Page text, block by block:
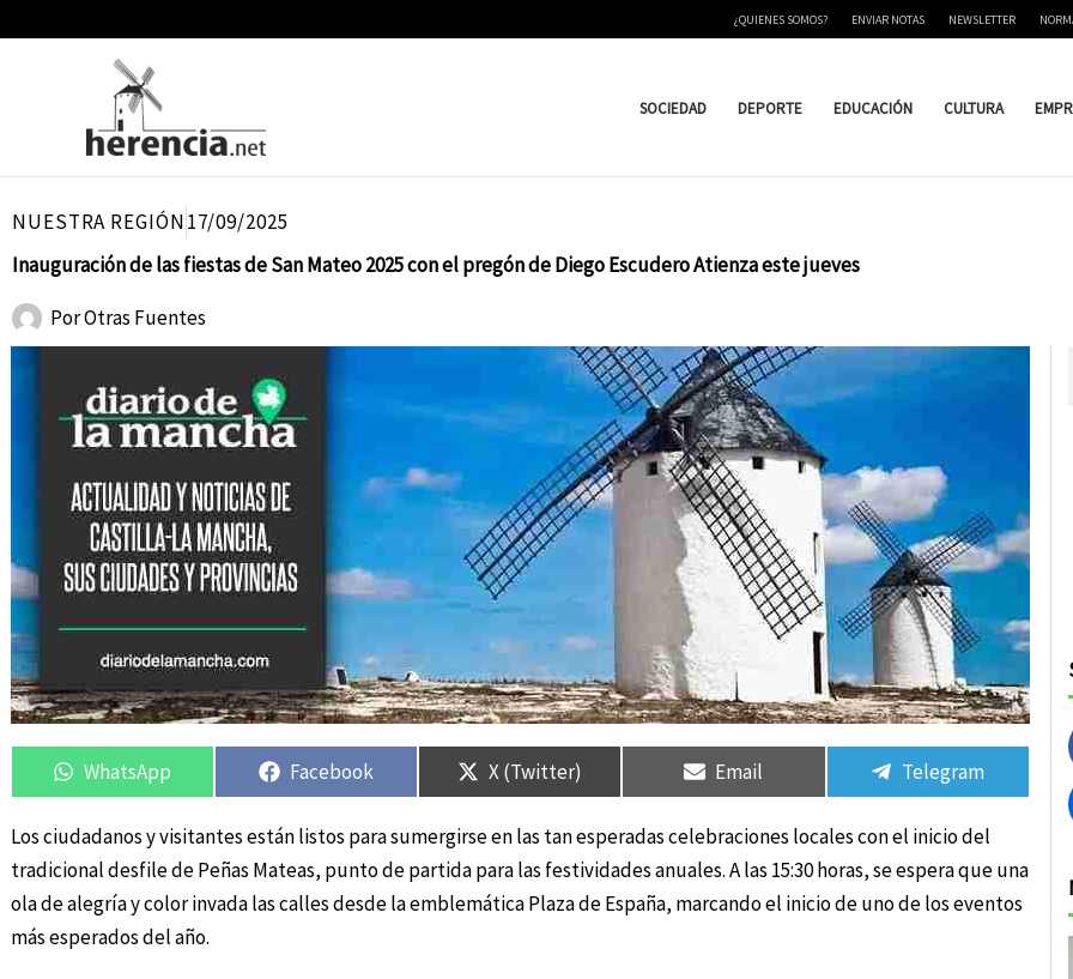
¿QUIENES SOMOS? ENVIAR NOTAS NEWSLETTER
SOCIEDAD DEPORTE EDUCACIÓN CULTURA
NUESTRA REGIÓN17/09/2025
Inauguración de las fiestas de San Mateo 2025 con el pregón de Diego Escudero Atienza este jueves
PorOtras Fuentes
Compartir
en
WhatsApp
Compartir
en
Facebook
Compartir
en
X (Twitter)
Compartir
en
Email
Compartir
en
Telegram
Los ciudadanos y visitantes están listos para sumergirse en las tan esperadas celebraciones locales con el inicio del
tradicional desfile de Peñas Mateas, punto de partida para las festividades anuales. A las 15:30 horas, se espera que una
ola de alegría y color invada las calles desde la emblemática Plaza de España, marcando el inicio de uno de los eventos
más esperados del año.
Compartir
en
Compartir
en
Compartir
en
Compartir
en
Compartir
en